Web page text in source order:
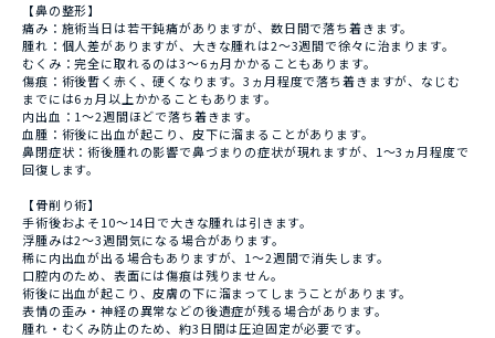
【鼻の整形】
痛み：施術当日は若干鈍痛がありますが、数日間で落ち着きます。
腫れ：個人差がありますが、大きな腫れは2～3週間で徐々に治まります。
むくみ：完全に取れるのは3～6ヵ月かかることもあります。
傷痕：術後暫く赤く、硬くなります。3ヵ月程度で落ち着きますが、なじむ
までには6ヵ月以上かかることもあります。
内出血：1～2週間ほどで落ち着きます。
血腫：術後に出血が起こり、皮下に溜まることがあります。
鼻閉症状：術後腫れの影響で鼻づまりの症状が現れますが、1～3ヵ月程度で
回復します。
【骨削り術】
手術後およそ10～14日で大きな腫れは引きます。
浮腫みは2～3週間気になる場合があります。
稀に内出血が出る場合もありますが、1～2週間で消失します。
口腔内のため、表面には傷痕は残りません。
術後に出血が起こり、皮膚の下に溜まってしまうことがあります。
表情の歪み・神経の異常などの後遺症が残る場合があります。
腫れ・むくみ防止のため、約3日間は圧迫固定が必要です。